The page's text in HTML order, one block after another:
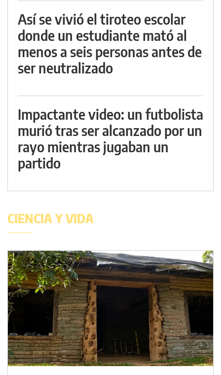
Así se vivió el tiroteo escolar
donde un estudiante mató al
menos a seis personas antes de
ser neutralizado
Impactante video: un futbolista
murió tras ser alcanzado por un
rayo mientras jugaban un
partido
CIENCIA Y VIDA